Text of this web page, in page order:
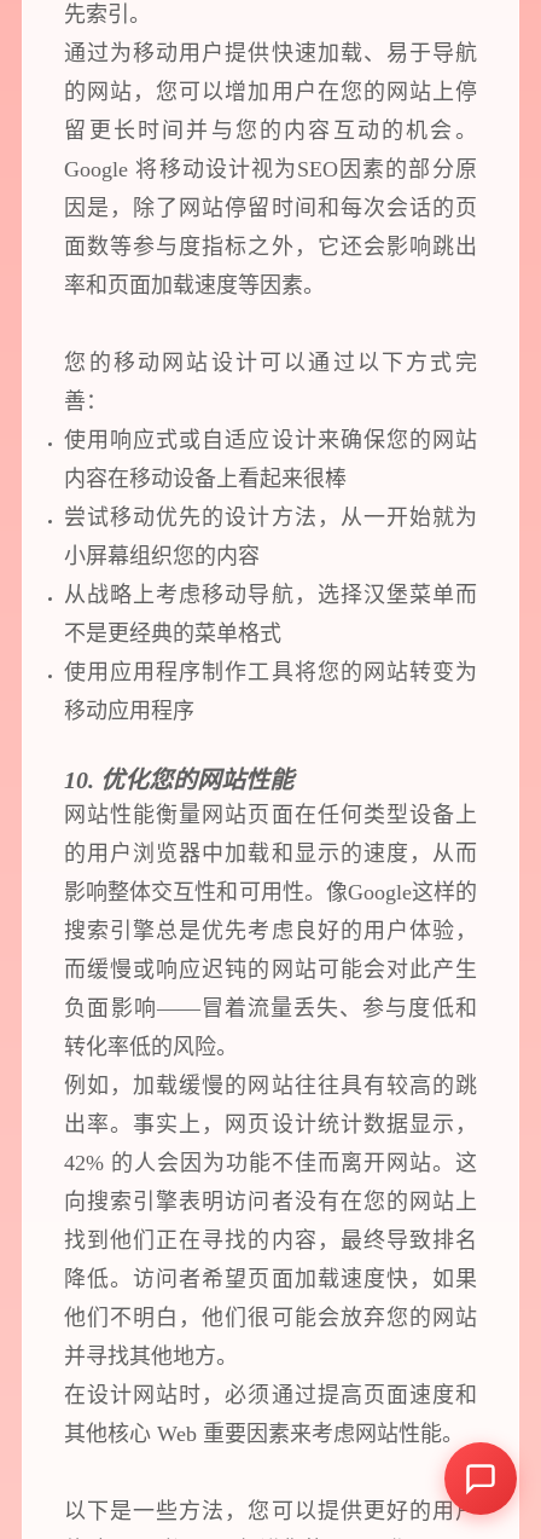
+86 - 21 - 5566 -8921
先索引。
通过为移动用户提供快速加载、易于导航
的网站，您可以增加用户在您的网站上停
留更长时间并与您的内容互动的机会。
Google 将移动设计视为SEO因素的部分原
因是，除了网站停留时间和每次会话的页
面数等参与度指标之外，它还会影响跳出
率和页面加载速度等因素。
您的移动网站设计可以通过以下方式完
善：
使用响应式或自适应设计来确保您的网站
内容在移动设备上看起来很棒
尝试移动优先的设计方法，从一开始就为
小屏幕组织您的内容
从战略上考虑移动导航，选择汉堡菜单而
不是更经典的菜单格式
使用应用程序制作工具将您的网站转变为
移动应用程序
10. 优化您的网站性能
网站性能衡量网站页面在任何类型设备上
的用户浏览器中加载和显示的速度，从而
影响整体交互性和可用性。像Google这样的
搜索引擎总是优先考虑良好的用户体验，
而缓慢或响应迟钝的网站可能会对此产生
负面影响——冒着流量丢失、参与度低和
转化率低的风险。
例如，加载缓慢的网站往往具有较高的跳
出率。事实上，网页设计统计数据显示，
42% 的人会因为功能不佳而离开网站。这
向搜索引擎表明访问者没有在您的网站上
找到他们正在寻找的内容，最终导致排名
降低。访问者希望页面加载速度快，如果
他们不明白，他们很可能会放弃您的网站
并寻找其他地方。
在设计网站时，必须通过提高页面速度和
其他核心 Web 重要因素来考虑网站性能。
以下是一些方法，您可以提供更好的用户